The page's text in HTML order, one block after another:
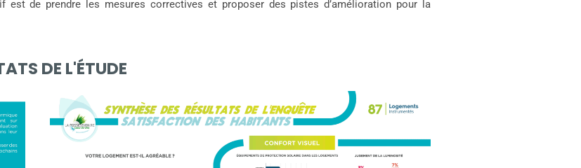
de prendre les mesures correctives et proposer des pistes d’amélioration pour la
DE L'ÉTUDE